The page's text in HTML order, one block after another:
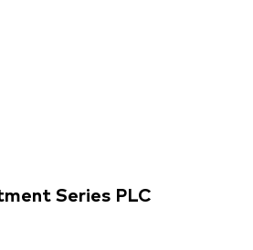
Series PLC